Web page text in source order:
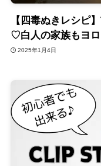
【四毒ぬきレシピ
♡白人の家族もヨ
2025年1月4日